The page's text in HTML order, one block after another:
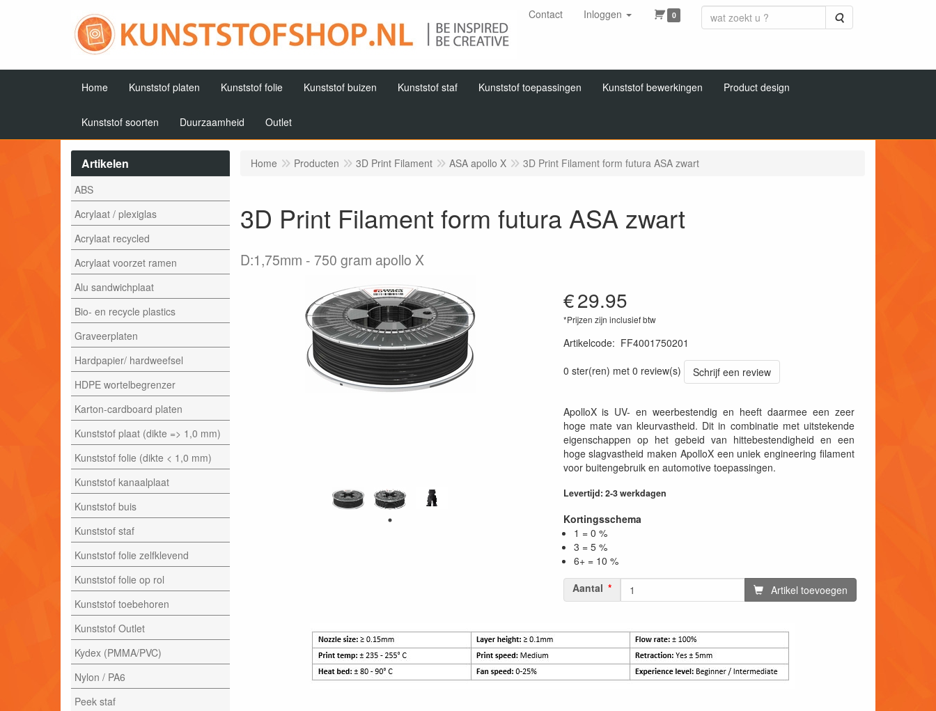
Contact Inloggen 0 Zoeken
Home Kunststof platen Kunststof folie Kunststof buizen Kunststof staf Kunststof toepassingen Kunststof bewerkingen Product design
Kunststof soorten Duurzaamheid Outlet
Artikelen
ABS
Acrylaat / plexiglas
Acrylaat recycled
Acrylaat voorzet ramen
Alu sandwichplaat
Bio- en recycle plastics
Graveerplaten
Hardpapier/ hardweefsel
HDPE wortelbegrenzer
Karton-cardboard platen
Kunststof plaat (dikte => 1,0 mm)
Kunststof folie (dikte < 1,0 mm)
Kunststof kanaalplaat
Kunststof buis
Kunststof staf
Kunststof folie zelfklevend
Kunststof folie op rol
Kunststof toebehoren
Kunststof Outlet
Kydex (PMMA/PVC)
Nylon / PA6
Peek staf
Home Producten 3D Print Filament ASA apollo X 3D Print Filament form futura ASA zwart
3D Print Filament form futura ASA zwart
D:1,75mm 750 gram apollo X
€29.95
*Prijzen zijn inclusief btw
Artikelcode: FF4001750201
0 ster(ren) met 0 review(s)
Schrijf een review
ApolloX is UV- en weerbestendig en heeft daarmee een zeer
hoge mate van kleurvastheid. Dit in combinatie met uitstekende
eigenschappen op het gebeid van hittebestendigheid en een
hoge slagvastheid maken ApolloX een uniek engineering filament
voor buitengebruik en automotive toepassingen.
Levertijd: 2-3 werkdagen
Kortingsschema
1 = 0 %
3 = 5 %
6+ = 10 %
Aantal
Artikel toevoegen